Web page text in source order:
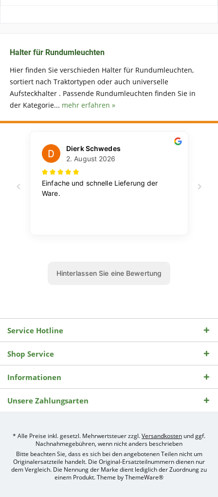
Halter für Rundumleuchten
Hier finden Sie verschieden Halter für Rundumleuchten,
sortiert nach Traktortypen oder auch universelle
Aufsteckhalter . Passende Rundumleuchten finden Sie in
der Kategorie... mehr erfahren »
Service Hotline
Shop Service
Informationen
Unsere Zahlungsarten
* Alle Preise inkl. gesetzl. Mehrwertsteuer zzgl.Versandkosten und ggf.
Nachnahmegebühren, wenn nicht anders beschrieben
Bitte beachten Sie, dass es sich bei den angebotenen Teilen nicht um
Originalersatzteile handelt. Die Original-Ersatzteilnummern dienen nur
dem Vergleich. Die Nennung der Marke dient lediglich der Zuordnung zu
einem Produkt. Theme byThemeWare®